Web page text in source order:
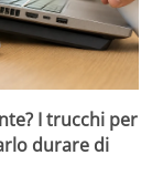
I trucchi per
durare di